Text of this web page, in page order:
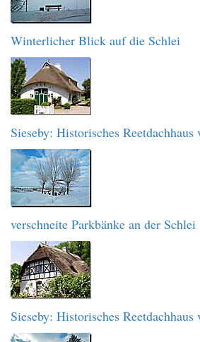
Winterlicher Blick auf die Schlei
Sieseby: Historisches Reetdachhaus
verschneite Parkbänke an der Schlei
Sieseby: Historisches Reetdachhaus